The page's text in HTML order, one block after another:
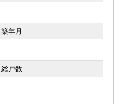
築年月
総戸数